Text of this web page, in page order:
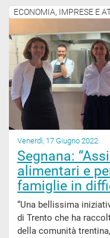
Venerdì, 17 Giugno 2022
Segnana:
alimentari e
famiglie in
“Una bellissima
di Trento che ha
della comunità